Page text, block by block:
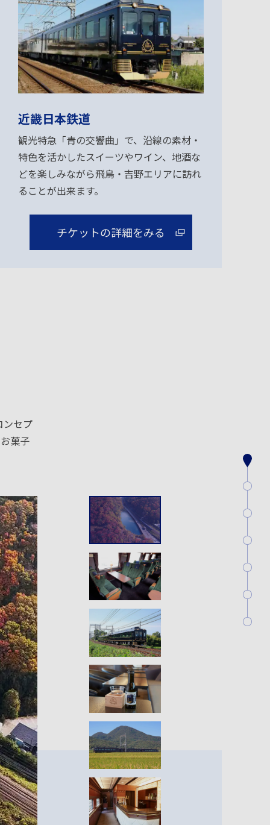
近畿日本鉄道
観光特急「青の交響曲」で、沿線の素材・
特色を活かしたスイーツやワイン、地酒な
どを楽しみながら飛鳥・吉野エリアに訪れ
ることが出来ます。
チケットの詳細をみる
ンセプ
菓子